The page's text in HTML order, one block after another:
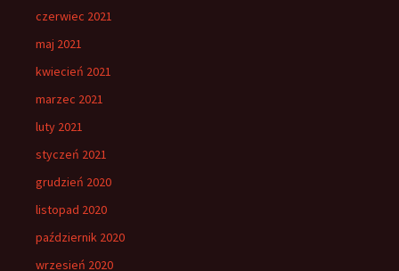
czerwiec 2021
maj 2021
kwiecień 2021
marzec 2021
luty 2021
styczeń 2021
grudzień 2020
listopad 2020
październik 2020
wrzesień 2020